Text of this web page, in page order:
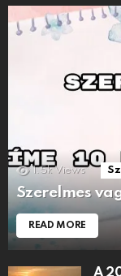
1.5k Views
Szerelmes
READ MORE
A